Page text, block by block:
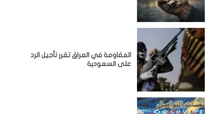
المقاومة في العراق تقرر تأجيل الرد
على السعودية